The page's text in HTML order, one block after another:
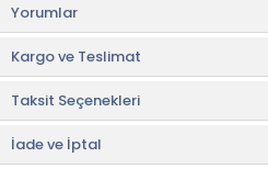
sergilemek için ideal bir form sunar.
ürünler düzenli bir şekilde
etkisi artırılır.
Yükseltilmiş ayak bölümü ise hem
duruş sağlar hem de sunumu
bir etki yaratır.
Yorumlar
Kargo ve Teslimat
Taksit Seçenekleri
İade ve İptal